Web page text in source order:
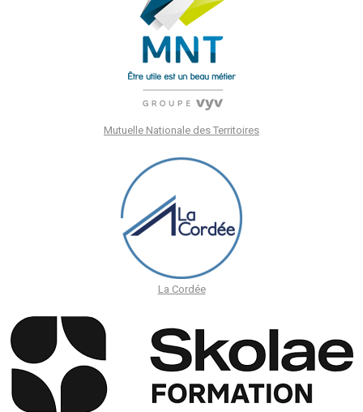
Mutuelle Nationale des Territoires
La Cordée